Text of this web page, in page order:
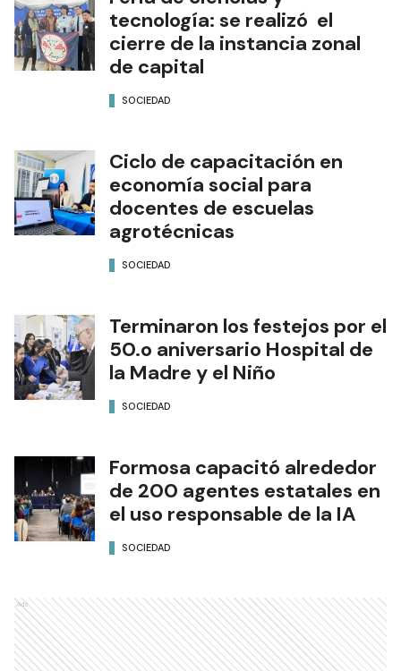
tecnología: se realizó el
cierre de la instancia zonal
de capital
SOCIEDAD
Ciclo de capacitación en
economía social para
docentes de escuelas
agrotécnicas
SOCIEDAD
Terminaron los festejos por el
50.o aniversario Hospital de
la Madre y el Niño
SOCIEDAD
Formosa capacitó alrededor
de 200 agentes estatales en
el uso responsable de la IA
SOCIEDAD
Ads